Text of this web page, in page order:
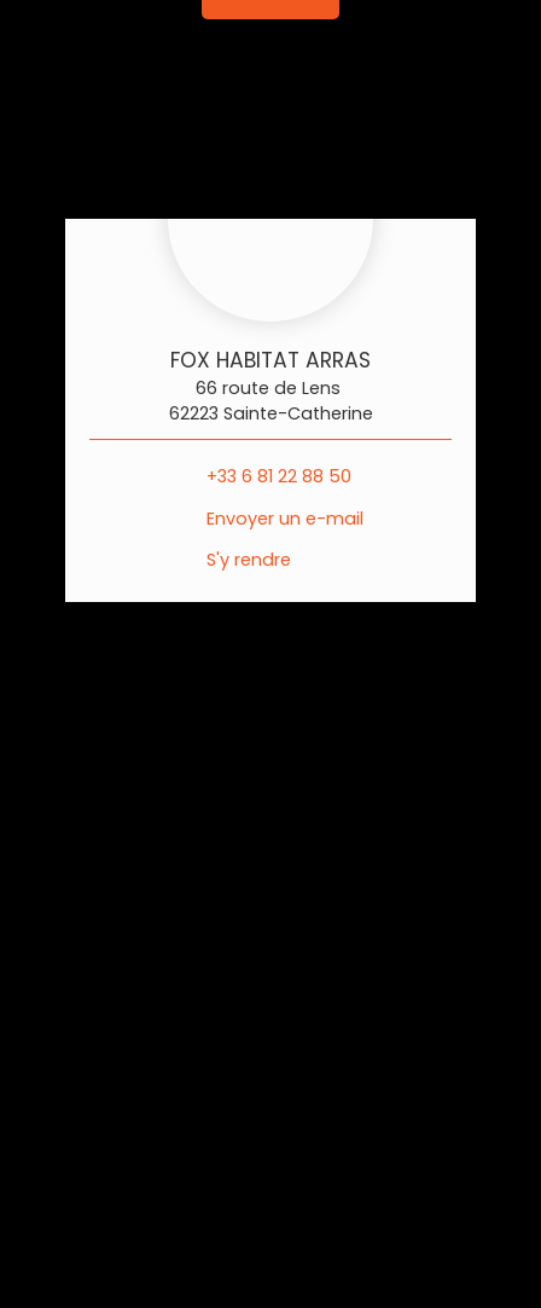
FOX HABITAT ARRAS
66 route de Lens
62223 Sainte-Catherine
+33 6 81 22 88 50
Envoyer un e-mail
S'y rendre